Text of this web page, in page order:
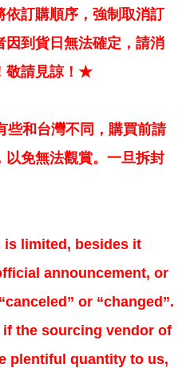
依訂購順序，強制取消訂
因到貨日無法確定，請消
敬請見諒！★
和台灣不同，購買前請
以免無法觀賞。一旦拆封
is limited, besides it
announcement, or
or “changed”.
the sourcing vendor of
plentiful quantity to us,